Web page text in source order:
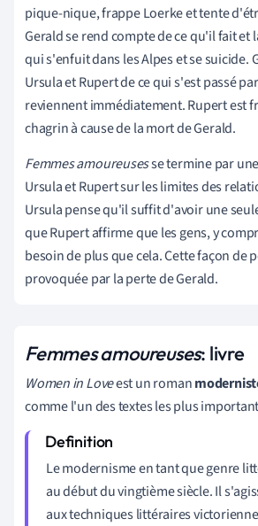
pique-nique, frappe Loerke et tente
Gerald se rend compte de ce qu'il fait et
qui s'enfuit dans les Alpes et se suicide.
Ursula et Rupert de ce qui s'est passé
reviennent immédiatement. Rupert est
chagrin à cause de la mort de Gerald.
Femmes amoureusesse termine par
Ursula et Rupert sur les limites des
Ursula pense qu'il suffit d'avoir une
que Rupert affirme que les gens, y
besoin de plus que cela. Cette façon de
provoquée par la perte de Gerald.
Femmes amoureuses: livre
Women in Loveest un roman
comme l'un des textes les plus
Le modernisme en tant que genre
au début du vingtième siècle. Il
aux techniques littéraires